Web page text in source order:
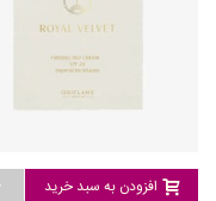
افزودن به سبد خرید